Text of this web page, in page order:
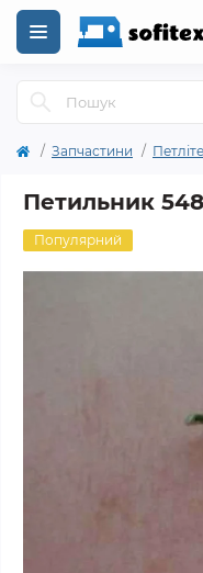
Запчастини
Петильник
Популярний